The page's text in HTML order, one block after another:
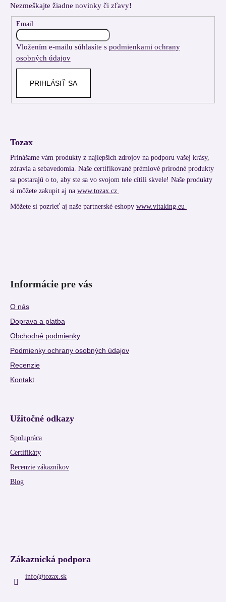
Nezmeškajte žiadne novinky či zľavy!
Email
Vložením e-mailu súhlasíte s podmienkami ochrany
osobných údajov
PRIHLÁSIŤ SA
Tozax
Prinášame vám produkty z najlepších zdrojov na podporu vašej krásy,
zdravia a sebavedomia. Naše certifikované prémiové prírodné produkty
sa postarajú o to, aby ste sa vo svojom tele cítili skvele! Naše produkty
si môžete zakupit aj na www.tozax.cz
Môžete si pozrieť aj naše partnerské eshopy www.vitaking.eu
Informácie pre vás
O nás
Doprava a platba
Obchodné podmienky
Podmienky ochrany osobných údajov
Recenzie
Kontakt
Užitočné odkazy
Spolupráca
Certifikáty
Recenzie zákazníkov
Blog
Zákaznická podpora
info@tozax.sk